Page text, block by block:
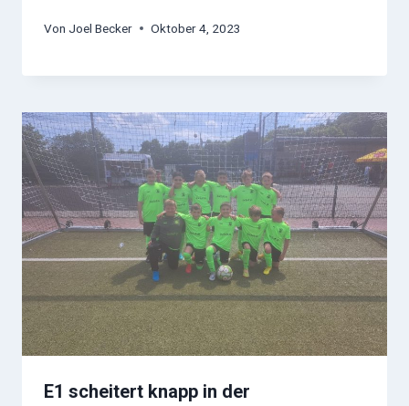
Von Joel Becker Oktober 4, 2023
E1 scheitert knapp in der